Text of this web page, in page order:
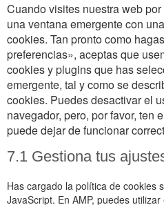
Cuando visites nuestra web
una ventana emergente con
cookies. Tan pronto como
preferencias», aceptas que
cookies y plugins que has
emergente, tal y como se
cookies. Puedes desactivar el
navegador, pero, por favor, ten
puede dejar de funcionar
7.1 Gestiona tus
Has cargado la política de cookies
JavaScript. En AMP, puedes